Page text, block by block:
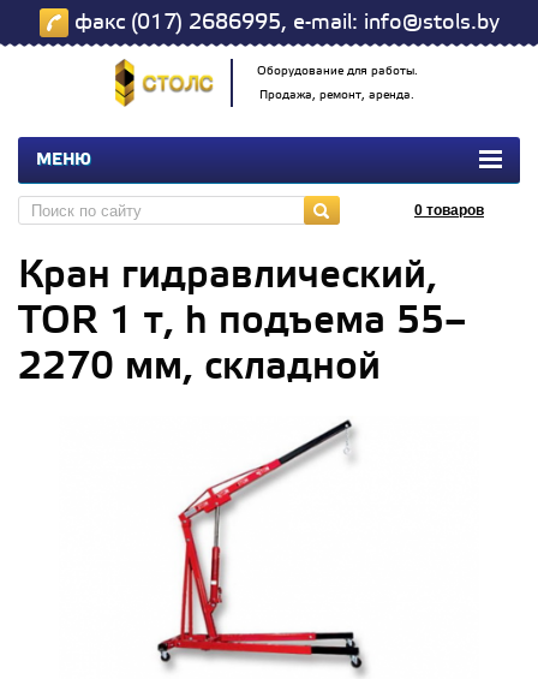
факс (017) 2686995, e-mail: info@stols.by
Оборудование для работы.
Продажа, ремонт, аренда.
МЕНЮ
0 товаров
Кран гидравлический,
TOR 1 т, h подъема 55–
2270 мм, складной